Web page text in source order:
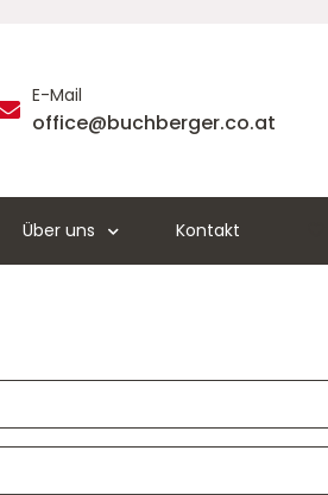
E-Mail
office@buchberger.co.at
Über uns Kontakt